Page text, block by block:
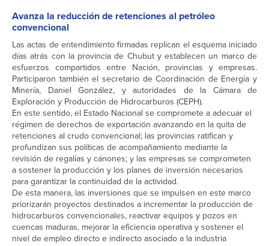
Avanza la reducción de retenciones al petróleo
convencional
Las actas de entendimiento firmadas replican el esquema iniciado
días atrás con la provincia de Chubut y establecen un marco de
esfuerzos compartidos entre Nación, provincias y empresas.
Participaron también el secretario de Coordinación de Energía y
Minería, Daniel González, y autoridades de la Cámara de
Exploración y Producción de Hidrocarburos (CEPH).
En este sentido, el Estado Nacional se compromete a adecuar el
régimen de derechos de exportación avanzando en la quita de
retenciones al crudo convencional; las provincias ratifican y
profundizan sus políticas de acompañamiento mediante la
revisión de regalías y cánones; y las empresas se comprometen
a sostener la producción y los planes de inversión necesarios
para garantizar la continuidad de la actividad.
De esta manera, las inversiones que se impulsen en este marco
priorizarán proyectos destinados a incrementar la producción de
hidrocarburos convencionales, reactivar equipos y pozos en
cuencas maduras, mejorar la eficiencia operativa y sostener el
nivel de empleo directo e indirecto asociado a la industria